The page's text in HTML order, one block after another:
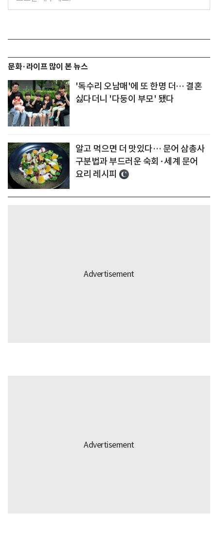
문화·라이프 많이 본 뉴스
'독수리 오남매'에 또 한명 더… 결혼
싫다더니 '다둥이 부모' 됐다
알고 먹으면 더 맛있다… 문어 삼총사
구분법과 부드러운 숙회·세계 문어
요리 레시피